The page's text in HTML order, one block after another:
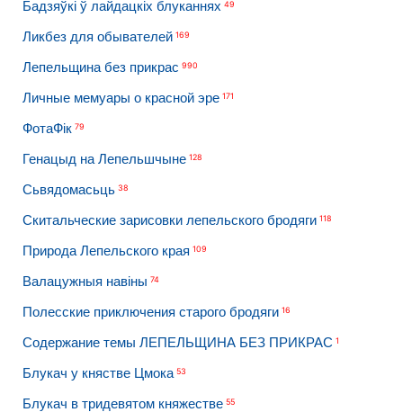
Бадзяўкі ў лайдацкіх блуканнях 49
Ликбез для обывателей 169
Лепельщина без прикрас 990
Личные мемуары о красной эре 171
ФотаФік 79
Генацыд на Лепельшчыне 128
Сьвядомасьць 38
Скитальческие зарисовки лепельского бродяги 118
Природа Лепельского края 109
Валацужныя навіны 74
Полесские приключения старого бродяги 16
Содержание темы ЛЕПЕЛЬЩИНА БЕЗ ПРИКРАС 1
Блукач у княстве Цмока 53
Блукач в тридевятом княжестве 55